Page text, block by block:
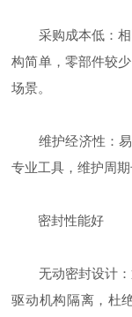
采购成本低：相
构简单，零部件较
场景。
维护经济性：易
专业工具，维护周
密封性能好
无动密封设计：
驱动机构隔离，杜